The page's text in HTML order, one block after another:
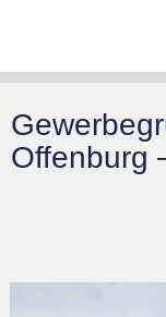
Offenburg